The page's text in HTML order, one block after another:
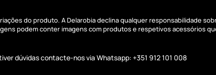
do produto. A Delarobia declina qualquer responsabilidade
podem conter imagens com produtos e respetivos acessórios
dúvidas contacte-nos via Whatsapp: +351 912 101 008